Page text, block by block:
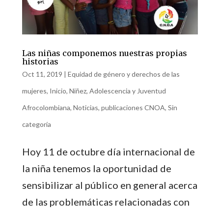
Las niñas componemos nuestras propias
historias
Oct 11, 2019 | Equidad de género y derechos de las
mujeres, Inicio, Niñez, Adolescencia y Juventud
Afrocolombiana, Noticias, publicaciones CNOA, Sin
categoría
Hoy 11 de octubre día internacional de
la niña tenemos la oportunidad de
sensibilizar al público en general acerca
de las problemáticas relacionadas con